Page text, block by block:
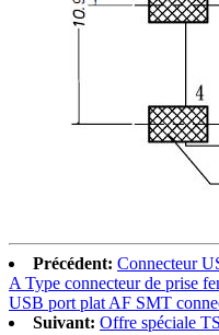
Précédent: Connecteur
A Type connecteur de prise
USB port plat AF SMT
Suivant: Offre spéciale